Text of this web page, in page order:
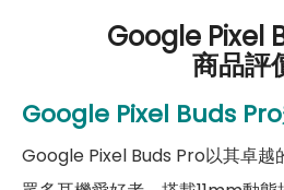
戰手機市場最低價，保證原廠公
續約/攜碼再享高額
百間門市，一間購買連鎖服務，
免擔心購買有保障，買手機來傑
約 25
充電盒重量
充電盒
顏色
Google Pixel
商品評
Google Pixel Buds
Google Pixel Buds Pro以其卓越